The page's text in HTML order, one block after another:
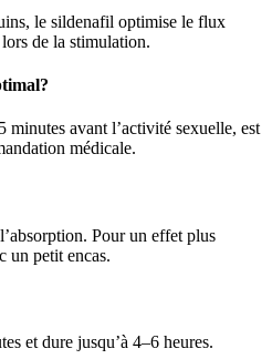
le sildenafil optimise le flux
de la stimulation.
avant l’activité sexuelle, est
médicale.
Pour un effet plus
un petit encas.
et dure jusqu’à 4–6 heures.